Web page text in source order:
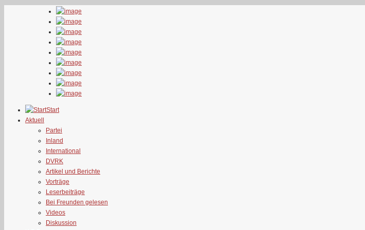
Start
Aktuell
Partei
Inland
International
DVRK
Artikel und Berichte
Vorträge
Leserbeiträge
Bei Freunden gelesen
Videos
Diskussion